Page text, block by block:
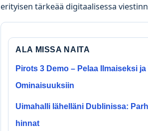
erityisen tärkeää digitaalisessa
ALA MISSA NAITA
Pirots 3 Demo – Pelaa Ilmaiseksi
Ominaisuuksiin
Uimahalli lähelläni Dublinissa:
hinnat